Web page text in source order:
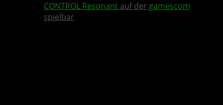
CONTROL Resonant auf der gamescom
spielbar